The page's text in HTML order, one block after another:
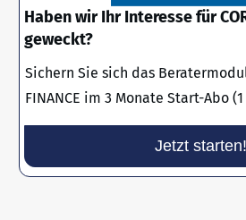
Haben wir Ihr Interesse für
geweckt?
Sichern Sie sich das Beratermodul
FINANCE im 3 Monate Start-Abo
Jetzt starten!